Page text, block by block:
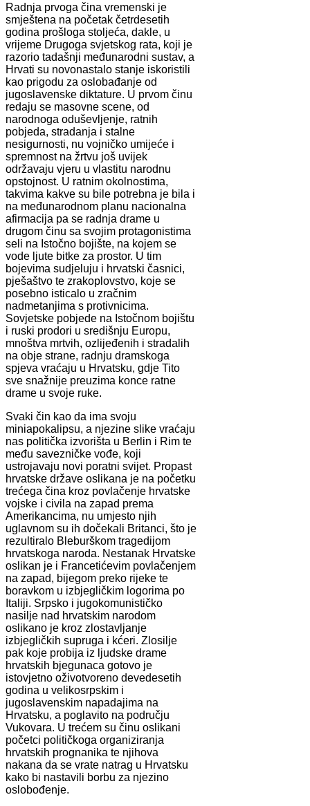
Radnja prvoga čina vremenski je
smještena na početak četrdesetih
godina prošloga stoljeća, dakle, u
vrijeme Drugoga svjetskog rata, koji je
razorio tadašnji međunarodni sustav, a
Hrvati su novonastalo stanje iskoristili
kao prigodu za oslobađanje od
jugoslavenske diktature. U prvom činu
redaju se masovne scene, od
narodnoga oduševljenje, ratnih
pobjeda, stradanja i stalne
nesigurnosti, nu vojničko umijeće i
spremnost na žrtvu još uvijek
održavaju vjeru u vlastitu narodnu
opstojnost. U ratnim okolnostima,
takvima kakve su bile potrebna je bila i
na međunarodnom planu nacionalna
afirmacija pa se radnja drame u
drugom činu sa svojim protagonistima
seli na Istočno bojište, na kojem se
vode ljute bitke za prostor. U tim
bojevima sudjeluju i hrvatski časnici,
pješaštvo te zrakoplovstvo, koje se
posebno isticalo u zračnim
nadmetanjima s protivnicima.
Sovjetske pobjede na Istočnom bojištu
i ruski prodori u središnju Europu,
mnoštva mrtvih, ozlijeđenih i stradalih
na obje strane, radnju dramskoga
spjeva vraćaju u Hrvatsku, gdje Tito
sve snažnije preuzima konce ratne
drame u svoje ruke.
Svaki čin kao da ima svoju
miniapokalipsu, a njezine slike vraćaju
nas politička izvorišta u Berlin i Rim te
među savezničke vođe, koji
ustrojavaju novi poratni svijet. Propast
hrvatske države oslikana je na početku
trećega čina kroz povlačenje hrvatske
vojske i civila na zapad prema
Amerikancima, nu umjesto njih
uglavnom su ih dočekali Britanci, što je
rezultiralo Bleburškom tragedijom
hrvatskoga naroda. Nestanak Hrvatske
oslikan je i Francetićevim povlačenjem
na zapad, bijegom preko rijeke te
boravkom u izbjegličkim logorima po
Italiji. Srpsko i jugokomunističko
nasilje nad hrvatskim narodom
oslikano je kroz zlostavljanje
izbjegličkih supruga i kćeri. Zlosilje
pak koje probija iz ljudske drame
hrvatskih bjegunaca gotovo je
istovjetno oživotvoreno devedesetih
godina u velikosrpskim i
jugoslavenskim napadajima na
Hrvatsku, a poglavito na području
Vukovara. U trećem su činu oslikani
početci političkoga organiziranja
hrvatskih prognanika te njihova
nakana da se vrate natrag u Hrvatsku
kako bi nastavili borbu za njezino
oslobođenje.